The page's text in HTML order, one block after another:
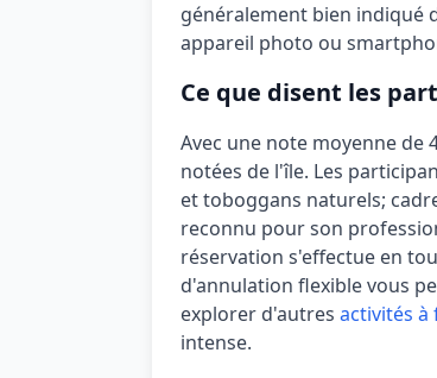
généralement bien indiqué
appareil photo ou
Ce que disent les
Avec une note moyenne de
notées de l'île. Les
et toboggans naturels;
reconnu pour son
réservation s'effectue en
d'annulation flexiblevous
explorer d'autres activités à
intense.